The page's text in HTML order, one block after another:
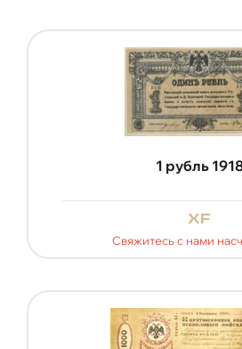
1 рубль
xf
Свяжитесь с нами